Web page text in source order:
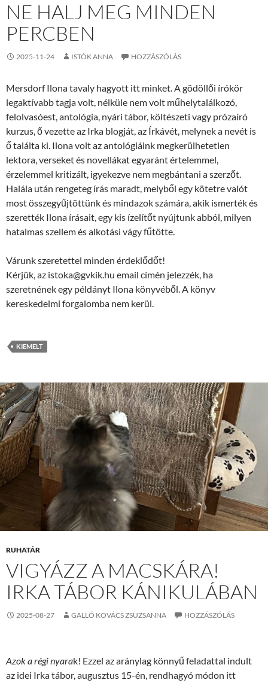
NE HALJ MEG MINDEN
PERCBEN
2025-11-24 ISTÓK ANNA HOZZÁSZÓLÁS
Mersdorf Ilona tavaly hagyott itt minket. A gödöllői írókör
legaktívabb tagja volt, nélküle nem volt műhelytalálkozó,
felolvasóest, antológia, nyári tábor, költészeti vagy prózaíró
kurzus, ő vezette az Irka blogját, az Írkávét, melynek a nevét is
ő találta ki. Ilona volt az antológiáink megkerülhetetlen
lektora, verseket és novellákat egyaránt értelemmel,
érzelemmel kritizált, igyekezve nem megbántani a szerzőt.
Halála után rengeteg írás maradt, melyből egy kötetre valót
most összegyűjtöttünk és mindazok számára, akik ismerték és
szerették Ilona írásait, egy kis ízelítőt nyújtunk abból, milyen
hatalmas szellem és alkotási vágy fűtötte.
Várunk szeretettel minden érdeklődőt!
Kérjük, az istoka@gvkik.hu email címén jelezzék, ha
szeretnének egy példányt Ilona könyvéből. A könyv
kereskedelmi forgalomba nem kerül.
KIEMELT
RUHATÁR
VIGYÁZZ A MACSKÁRA!
IRKA TÁBOR KÁNIKULÁBAN
2025-08-27 GALLÓ KOVÁCS ZSUZSANNA HOZZÁSZÓLÁS
Azok a régi nyarak! Ezzel az aránylag könnyű feladattal indult
az idei Irka tábor, augusztus 15-én, rendhagyó módon itt